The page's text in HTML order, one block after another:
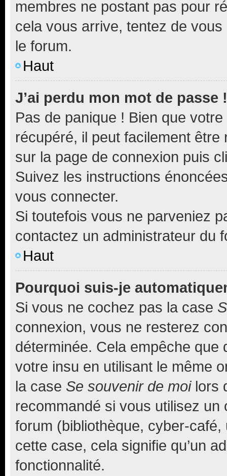
membres ne postant pas pour
cela vous arrive, tentez de
le forum.
Haut
J’ai perdu mon mot de passe !
Pas de panique ! Bien que
récupéré, il peut facilement
sur la page de connexion puis
Suivez les instructions
vous connecter.
Si toutefois vous ne parveniez
contactez un administrateur du
Haut
Pourquoi suis-je
Si vous ne cochez pas la case
connexion, vous ne resterez
déterminée. Cela empêche que
votre insu en utilisant le même
la case Se souvenir de moilors
recommandé si vous utilisez
forum (bibliothèque, cyber-
cette case, cela signifie qu’un
fonctionnalité.